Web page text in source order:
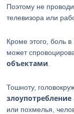
Поэтому не
телевизора или
Кроме этого, боль
может
объектами
Тошноту,
или похмелья,